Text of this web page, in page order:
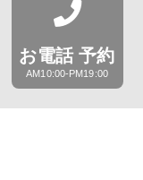
お電話 予約
AM10:00-PM19:00